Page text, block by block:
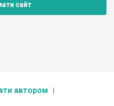
сайт
автором